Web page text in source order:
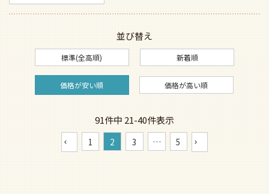
並び替え
標準(全高順) 新着順
価格が安い順 価格が高い順
91件中 21-40件表示
1 2 3 … 5